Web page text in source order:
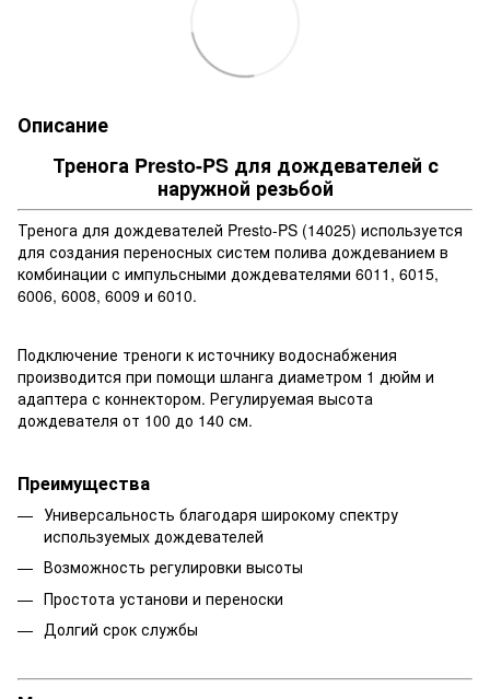
Описание
Тренога Presto-PS для дождевателей с
наружной резьбой
Тренога для дождевателей Presto-PS (14025) используется
для создания переносных систем полива дождеванием в
комбинации с импульсными дождевателями 6011, 6015,
6006, 6008, 6009 и 6010.
Подключение треноги к источнику водоснабжения
производится при помощи шланга диаметром 1 дюйм и
адаптера с коннектором. Регулируемая высота
дождевателя от 100 до 140 см.
Преимущества
Универсальность благодаря широкому спектру
используемых дождевателей
Возможность регулировки высоты
Простота установи и переноски
Долгий срок службы